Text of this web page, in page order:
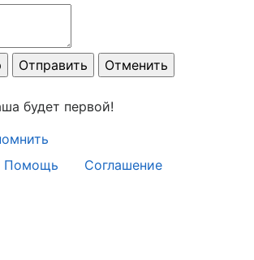
будет первой!
Помощь
Соглашение